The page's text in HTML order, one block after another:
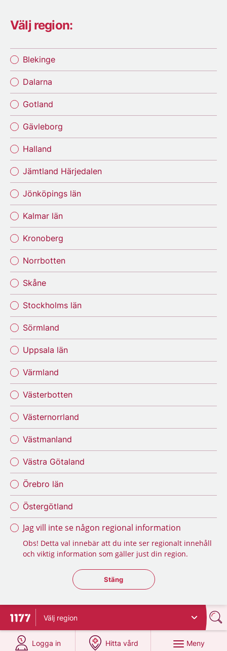
Välj region:
Blekinge
Dalarna
Gotland
Gävleborg
Halland
Jämtland Härjedalen
Jönköpings län
Kalmar län
Kronoberg
Norrbotten
Skåne
Stockholms län
Sörmland
Uppsala län
Värmland
Västerbotten
Västernorrland
Västmanland
Västra Götaland
Örebro län
Östergötland
Jag vill inte se någon regional information
Obs! Detta val innebär att du inte ser regionalt innehåll
och viktig information som gäller just din region.
Stäng regionsväljaren
Stäng
Till startsidan för 1177
Välj region
Logga in
på 1177.se
Hitta vård
på 1177.se
Meny